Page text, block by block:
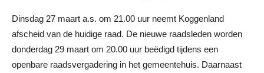
Dinsdag 27 maart a.s. om 21.00 uur neemt Koggenland
afscheid van de huidige raad. De nieuwe raadsleden worden
donderdag 29 maart om 20.00 uur beëdigd tijdens een
openbare raadsvergadering in het gemeentehuis. Daarnaast